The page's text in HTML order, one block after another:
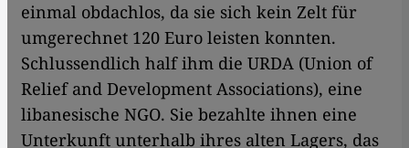
einmal obdachlos, da sie sich kein Zelt für
umgerechnet 120 Euro leisten konnten.
Schlussendlich half ihm die URDA (Union of
Relief and Development Associations), eine
libanesische NGO. Sie bezahlte ihnen eine
Unterkunft unterhalb ihres alten Lagers, das